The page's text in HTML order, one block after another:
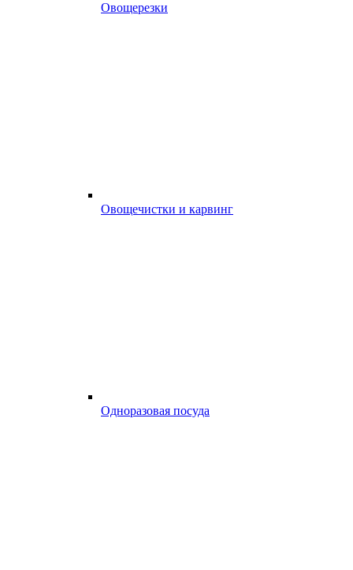
Овощерезки
Овощечистки и карвинг
Одноразовая посуда